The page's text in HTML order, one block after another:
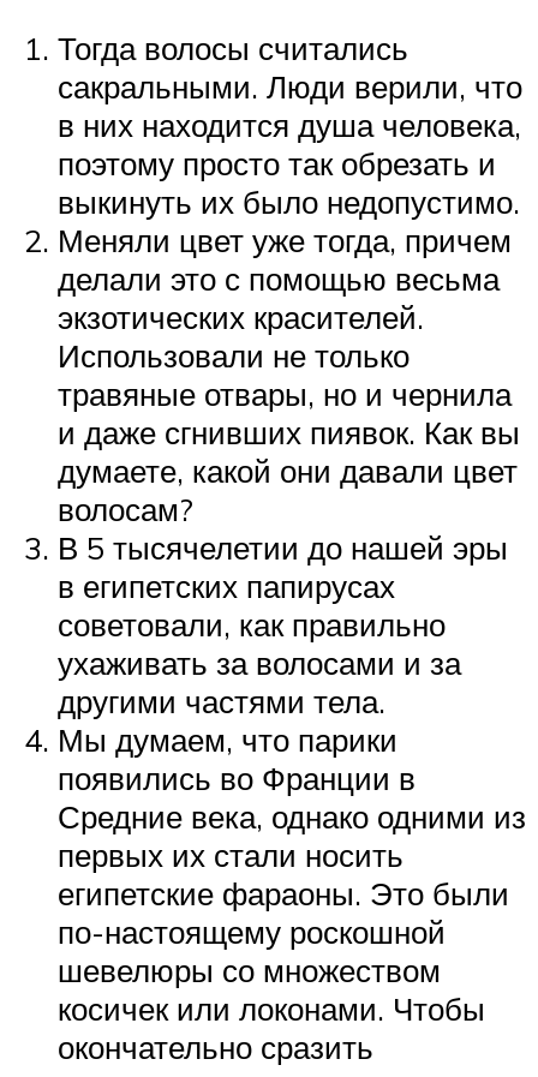
Тогда волосы считались
сакральными. Люди верили, что
в них находится душа человека,
поэтому просто так обрезать и
выкинуть их было недопустимо.
Меняли цвет уже тогда, причем
делали это с помощью весьма
экзотических красителей.
Использовали не только
травяные отвары, но и чернила
и даже сгнивших пиявок. Как вы
думаете, какой они давали цвет
волосам?
В 5 тысячелетии до нашей эры
в египетских папирусах
советовали, как правильно
ухаживать за волосами и за
другими частями тела.
Мы думаем, что парики
появились во Франции в
Средние века, однако одними из
первых их стали носить
египетские фараоны. Это были
по-настоящему роскошной
шевелюры со множеством
косичек или локонами. Чтобы
окончательно сразить